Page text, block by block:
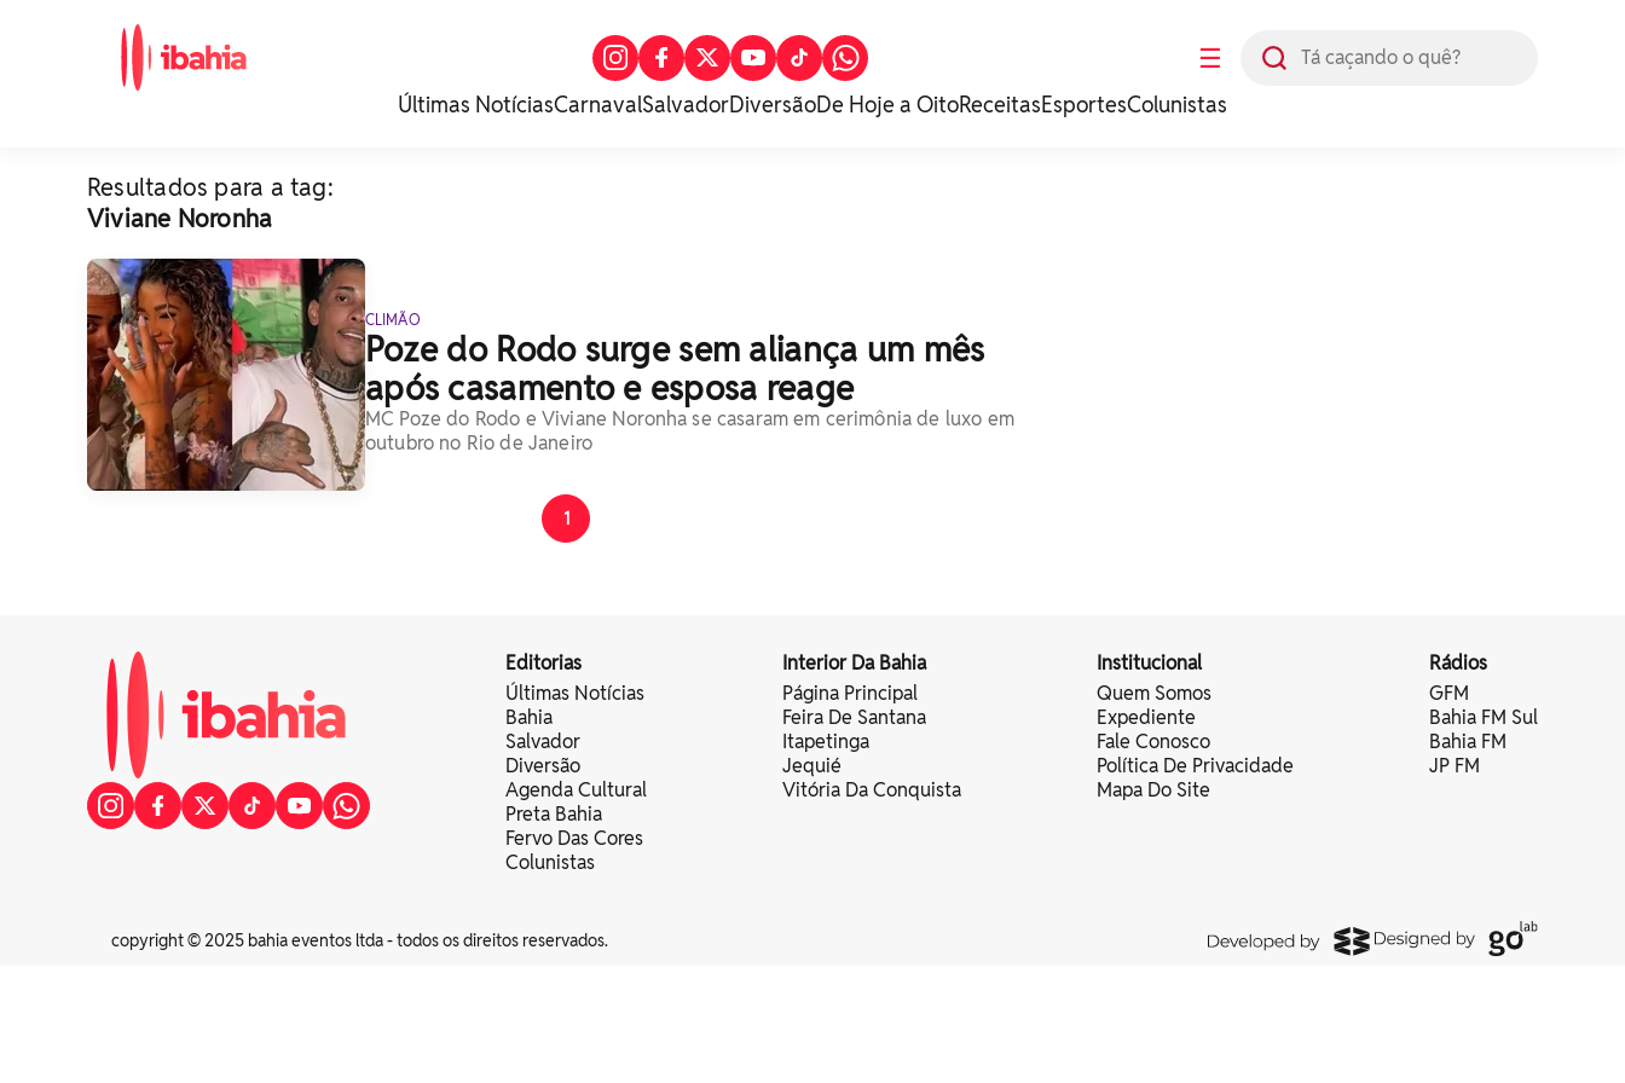
☰
Últimas NotíciasCarnavalSalvadorDiversãoDe Hoje a OitoReceitasEsportesColunistas
Resultados para a tag:
Viviane Noronha
CLIMÃO
Poze do Rodo surge sem aliança um mês
após casamento e esposa reage
MC Poze do Rodo e Viviane Noronha se casaram em cerimônia de luxo em
outubro no Rio de Janeiro
1
Editorias
Últimas Notícias
Bahia
Salvador
Diversão
Agenda Cultural
Preta Bahia
Fervo Das Cores
Colunistas
Interior Da Bahia
Página Principal
Feira De Santana
Itapetinga
Jequié
Vitória Da Conquista
Institucional
Quem Somos
Expediente
Fale Conosco
Política De Privacidade
Mapa Do Site
Rádios
GFM
Bahia FM Sul
Bahia FM
JP FM
copyright © 2025 bahia eventos ltda - todos os direitos reservados.